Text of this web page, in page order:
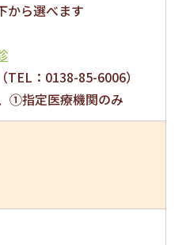
から選べます
（TEL：0138-85-6006）
①指定医療機関のみ